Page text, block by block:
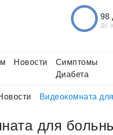
98
До
Новости
Симптомы
Диабета
Видеокомната
для